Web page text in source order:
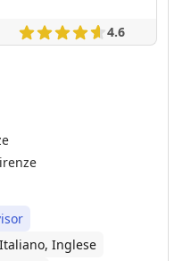
4.6
Italiano, Inglese